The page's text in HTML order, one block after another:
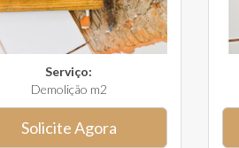
Serviço:
Demolição m2
Solicite Agora